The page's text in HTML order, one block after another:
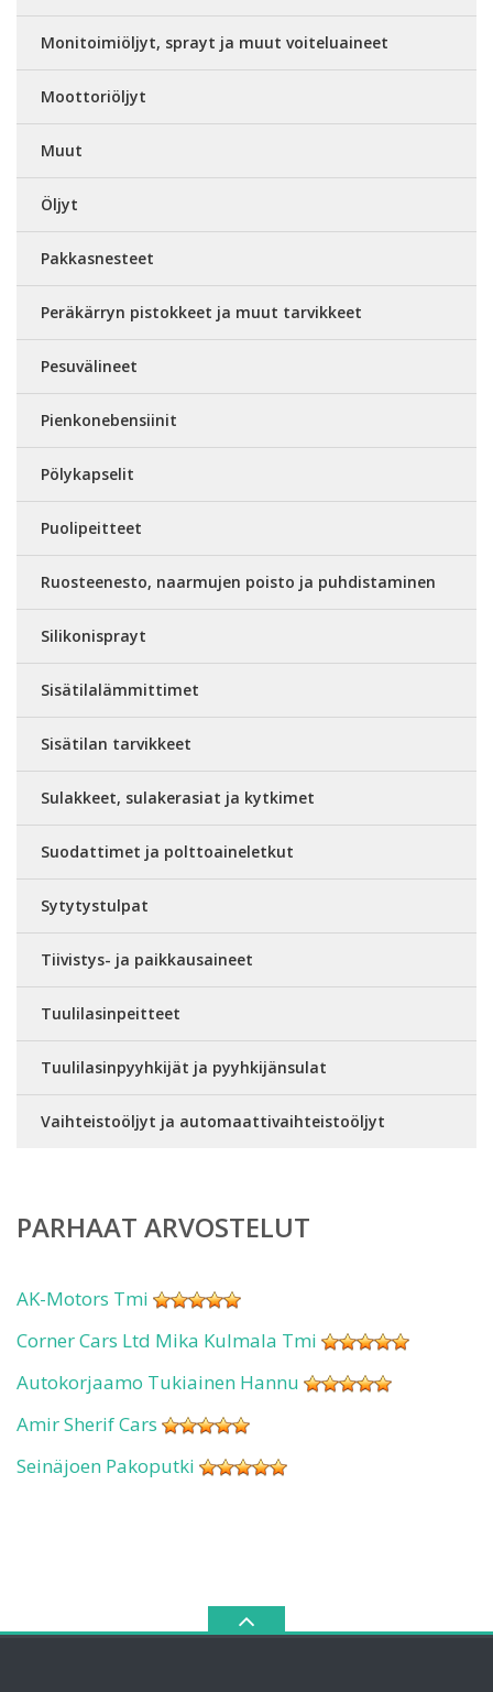
Monitoimiöljyt, sprayt ja muut voiteluaineet
Moottoriöljyt
Muut
Öljyt
Pakkasnesteet
Peräkärryn pistokkeet ja muut tarvikkeet
Pesuvälineet
Pienkonebensiinit
Pölykapselit
Puolipeitteet
Ruosteenesto, naarmujen poisto ja puhdistaminen
Silikonisprayt
Sisätilalämmittimet
Sisätilan tarvikkeet
Sulakkeet, sulakerasiat ja kytkimet
Suodattimet ja polttoaineletkut
Sytytystulpat
Tiivistys- ja paikkausaineet
Tuulilasinpeitteet
Tuulilasinpyyhkijät ja pyyhkijänsulat
Vaihteistoöljyt ja automaattivaihteistoöljyt
PARHAAT ARVOSTELUT
AK-Motors Tmi
Corner Cars Ltd Mika Kulmala Tmi
Autokorjaamo Tukiainen Hannu
Amir Sherif Cars
Seinäjoen Pakoputki